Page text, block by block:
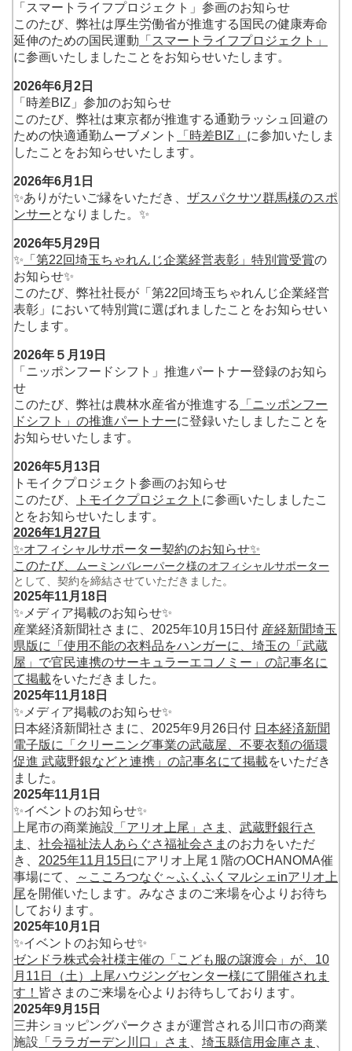
「スマートライフプロジェクト」参画のお知らせ
このたび、弊社は厚生労働省が推進する国民の健康寿命
延伸のための国民運動 「スマートライフプロジェクト」
に参画いたしましたことをお知らせいたします。
2026年6月2日
「時差BIZ」参加のお知らせ
このたび、弊社は東京都が推進する通勤ラッシュ回避の
ための快適通勤ムーブメント
「時差BIZ」 に参加いたしま
したことをお知らせいたします。
2026年6月1日
✨ありがたいご縁をいただき、 ザスパクサツ群馬様のスポ
ンサーとなりました。✨
2026年5月29日
✨ 「第22回埼玉ちゃれんじ企業経営表彰」特別賞受賞の
お知らせ✨
このたび、弊社社長が「第22回埼玉ちゃれんじ企業経営
表彰」において特別賞に選ばれましたことをお知らせい
たします。
2026年５月19日
「ニッポンフードシフト」推進パートナー登録のお知ら
せ
このたび、弊社は農林水産省が推進する
「ニッポンフー
ドシフト」の推進パートナーに登録いたしましたことを
お知らせいたします。
2026年5月13日
トモイクプロジェクト参画のお知らせ
このたび、
トモイクプロジェクト に参画いたしましたこ
とをお知らせいたします。
2026年1月27日
✨オフィシャルサポーター契約のお知らせ✨
このたび、 ムーミンバレーパーク様のオフィシャルサポーター
として、契約を締結させていただきました。
2025年11月18日
✨メディア掲載のお知らせ✨
産業経済新聞社さまに、2025年10月15日付 産経新聞埼玉
県版に「使用不能の衣料品をハンガーに、埼玉の「武蔵
屋」で官民連携のサーキュラーエコノミー」の記事名に
て掲載をいただきました。
2025年11月18日
✨メディア掲載のお知らせ✨
日本経済新聞社さまに、2025年9月26日付 日本経済新聞
電子版に「クリーニング事業の武蔵屋、不要衣類の循環
促進 武蔵野銀などと連携」の記事名にて掲載をいただき
ました。
2025年11月1日
✨イベントのお知らせ✨
上尾市の商業施設 「アリオ上尾」さま
武蔵野銀行さ
ま
社会福祉法人あらぐさ福祉会さま のお力をいただ
き、 2025年11月15日 にアリオ上尾１階のOCHANOMA催
事場にて、
～こころつなぐ～ふくふくマルシェinアリオ上
尾を開催いたします。みなさまのご来場を心よりお待ち
しております。
2025年10月1日
✨イベントのお知らせ✨
ゼンドラ株式会社様主催の「こども服の譲渡会」が、10
月11日（土）上尾ハウジングセンター様にて開催されま
す！ 皆さまのご来場を心よりお待ちしております。
2025年9月15日
三井ショッピングパークさまが運営される川口市の商業
施設 「ララガーデン川口」さま 埼玉縣信用金庫さま